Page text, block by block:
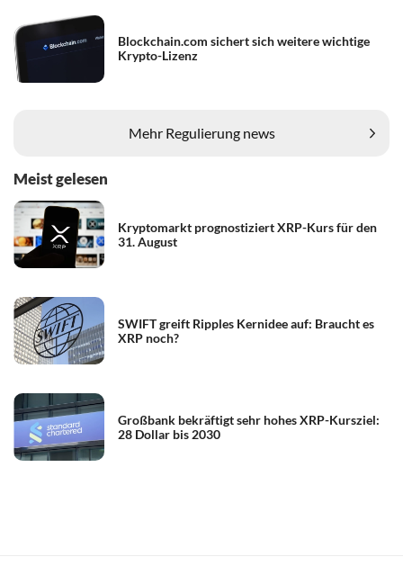
Blockchain.com sichert sich weitere wichtige
Krypto-Lizenz
Mehr Regulierung news
Meist gelesen
Kryptomarkt prognostiziert XRP-Kurs für den
31. August
SWIFT greift Ripples Kernidee auf: Braucht es
XRP noch?
Großbank bekräftigt sehr hohes XRP-Kursziel:
28 Dollar bis 2030